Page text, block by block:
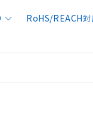
RoHS/REACH